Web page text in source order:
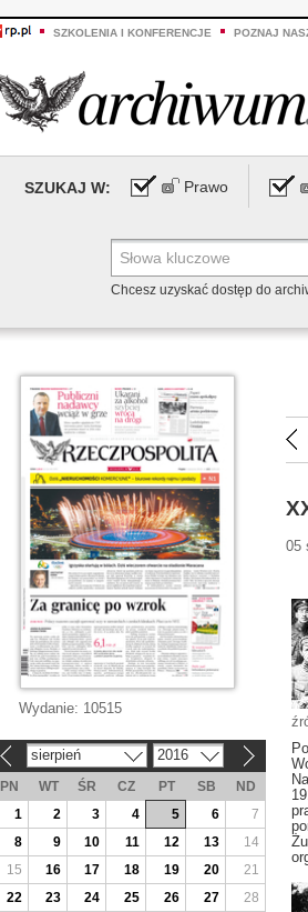
SZKOLENIA I KONFERENCJE POZNAJ
SZUKAJ W: Prawo
Chcesz uzyskać dostęp do
05
Wydanie: 10515
sierpień 2016
PN WT ŚR CZ PT SB
ND
1
2 3 4 5 6
7
8
9 10 11 12 13
14
15
16 17 18 19 20
21
22
23 24 25 26 27
28